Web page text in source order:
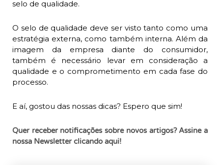
selo de qualidade.
O selo de qualidade deve ser visto tanto como uma
estratégia externa, como também interna. Além da
imagem da empresa diante do consumidor,
também é necessário levar em consideração a
qualidade e o comprometimento em cada fase do
processo.
E aí, gostou das nossas dicas? Espero que sim!
Quer receber notificações sobre novos artigos? Assine a
nossa Newsletter clicando aqui!